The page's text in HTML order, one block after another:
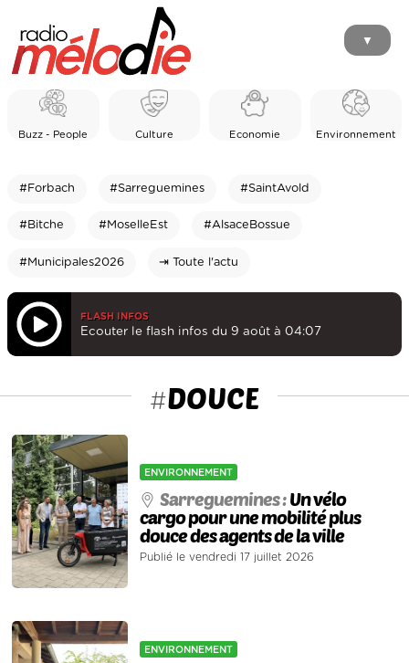
▼
Buzz - People Culture Economie Environnement
#Forbach #Sarreguemines #SaintAvold
#Bitche #MoselleEst #AlsaceBossue
#Municipales2026 ⇥ Toute l'actu
FLASH INFOS
Ecouter le flash infos du 9 août à 04:07
#DOUCE
ENVIRONNEMENT
Sarreguemines :Un vélo
cargo pour une mobilité plus
douce des agents de la ville
Publié le vendredi 17 juillet 2026
ENVIRONNEMENT